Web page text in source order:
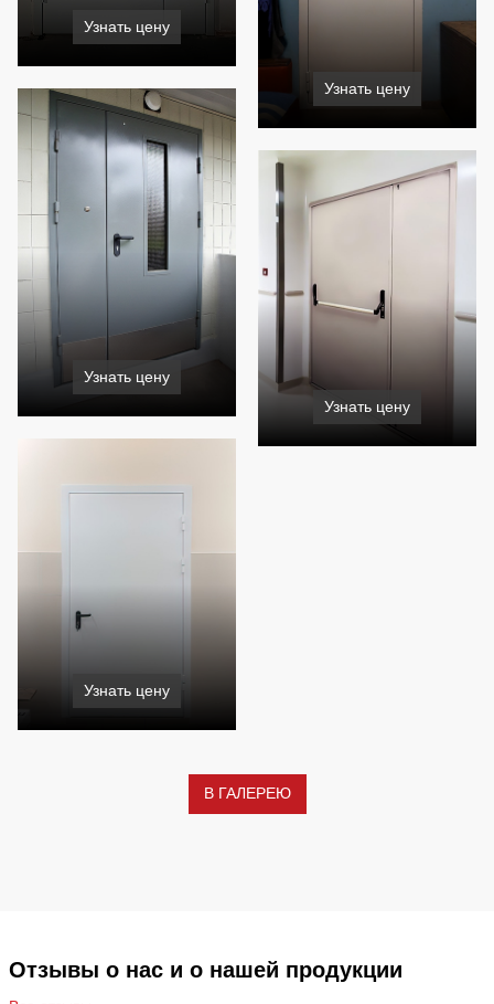
Узнать цену
Узнать цену
Узнать цену
Узнать цену
Узнать цену
В ГАЛЕРЕЮ
Отзывы о нас и о нашей продукции